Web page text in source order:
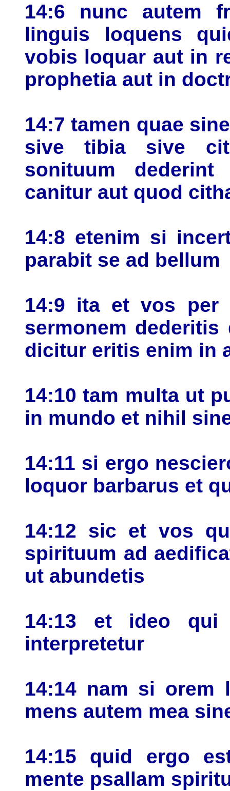
14:6 nunc autem
linguis loquens
vobis loquar aut in
prophetia aut in
14:7 tamen quae
sive tibia sive
sonituum
canitur aut quod
14:8 etenim si
parabit se ad bellum
14:9 ita et vos per
sermonem
dicitur eritis enim in
14:10 tam multa ut
in mundo et nihil
14:11 si ergo
loquor barbarus et
14:12 sic et vos
spirituum ad
ut abundetis
14:13 et ideo
interpretetur
14:14 nam si orem
mens autem mea
14:15 quid ergo
mente psallam